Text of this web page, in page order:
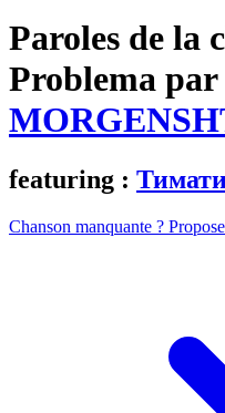
Paroles de la
Problema par
featuring :
Chanson manquante ?